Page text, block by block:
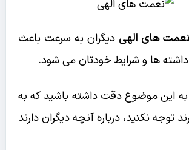
نعمت های الهی دیگران به سرعت باعث
ها و شرایط خودتان می شود.
به این موضوع دقت داشته باشید که به
توجه نکنید، درباره آنچه دیگران دارند